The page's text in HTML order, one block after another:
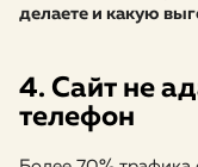
делаете и какую
4. Сайт не
телефон